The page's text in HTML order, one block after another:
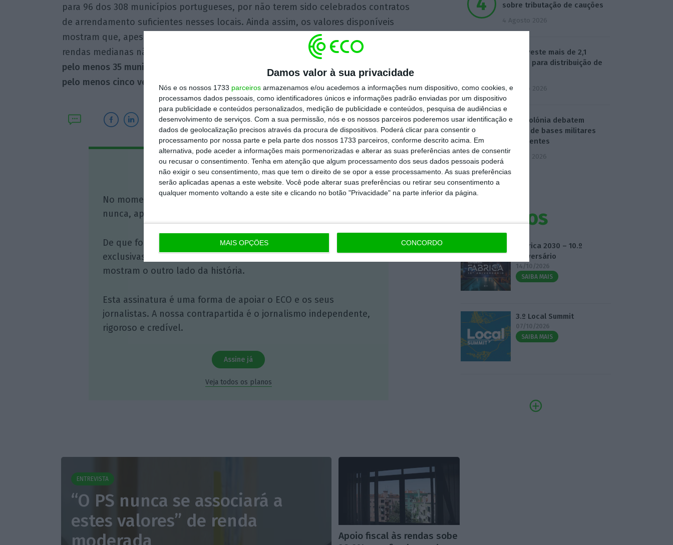
Damos valor à sua privacidade
Nós e os nossos 1733 parceiros armazenamos e/ou acedemos a informações num dispositivo, como cookies, e
processamos dados pessoais, como identificadores únicos e informações padrão enviadas por um dispositivo
para publicidade e conteúdos personalizados, medição de publicidade e conteúdos, pesquisa de audiências e
desenvolvimento de serviços. Com a sua permissão, nós e os nossos parceiros poderemos usar identificação e
dados de geolocalização precisos através da procura de dispositivos. Poderá clicar para consentir o
processamento por nossa parte e pela parte dos nossos 1733 parceiros, conforme descrito acima. Em
alternativa, pode aceder a informações mais pormenorizadas e alterar as suas preferências antes de consentir
ou recusar o consentimento. Tenha em atenção que algum processamento dos seus dados pessoais poderá
não exigir o seu consentimento, mas que tem o direito de se opor a esse processamento. As suas preferências
serão aplicadas apenas a este website. Você pode alterar suas preferências ou retirar seu consentimento a
qualquer momento voltando a este site e clicando no botão "Privacidade" na parte inferior da página.
MAIS OPÇÕES CONCORDO
para 96 dos 308 municípios portugueses, por não terem sido celebrados contratos
de arrendamento suficientes nesses locais. Ainda assim, os valores disponíveis
mostram que, apesar de acentuada, a diferença entre as rendas “moderadas” e as
rendas medianas não é tão significativa como se observa no caso das vendas.
pelo menos 35 municípios, o valor máximo da renda “moderada” de 2.300 euros é
pelo menos cinco vezes superior às rendas medianas aí registadas.
https://eco.sapo.pt/2025/10/02/valor-moderado-do-governo-para-as-casas-chega-a-ser-30-vezes-superior-ao-preco-mediano/ Copiar
Assine o ECO Premium
No momento em que a informação é mais importante do que
nunca, apoie o jornalismo independente e rigoroso.
De que forma? Assine o ECO Premium e tenha acesso a notícias
exclusivas, à opinião que conta, às reportagens e especiais que
mostram o outro lado da história.
Esta assinatura é uma forma de apoiar o ECO e os seus
jornalistas. A nossa contrapartida é o jornalismo independente,
rigoroso e credível.
Assine já
Veja todos os planos
sobre tributação de cauções
4 Agosto 2026
Beja investe mais de 2,1
milhões para distribuição de
4 Agosto 2026
EUA e Polónia debatem
criação de bases militares
permanentes
5 Agosto 2026
Eventos
Fábrica 2030 – 10.º
Aniversário
14/10/2026
SAIBA MAIS
3.º Local Summit
07/10/2026
SAIBA MAIS
ENTREVISTA
“O PS nunca se associará a
estes valores” de renda
moderada
Apoio fiscal às rendas sobe